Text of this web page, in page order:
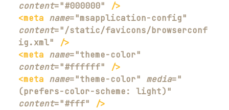
content="#000000"
/>
<meta name="msapplication-config"
content="/static/favicons/browserconf
ig.xml"
/>
<meta name="theme-color"
content="#ffffff"
/>
<meta name="theme-color" media="
(prefers-color-scheme: light)"
content="#fff"
/>